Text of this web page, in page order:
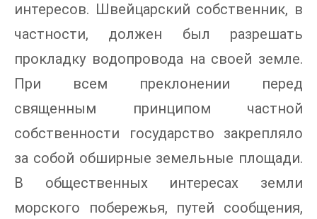
интересов. Швейцарский собственник, в
частности, должен был разрешать
прокладку водопровода на своей земле.
При всем преклонении перед
священным принципом частной
собственности государство закрепляло
за собой обширные земельные площади.
В общественных интересах земли
морского побережья, путей сообщения,